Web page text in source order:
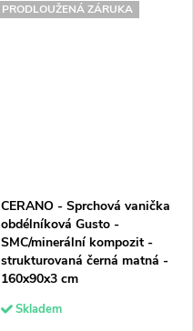
PRODLOUŽENÁ ZÁRUKA
CERANO - Sprchová vanička
obdélníková Gusto -
SMC/minerální kompozit -
strukturovaná černá matná -
160x90x3 cm
Skladem